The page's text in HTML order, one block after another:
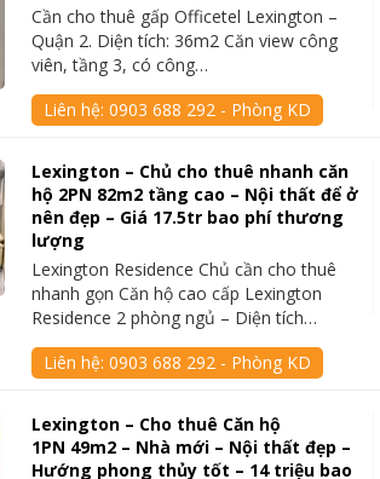
Cần cho thuê gấp Officetel Lexington –
Quận 2. Diện tích: 36m2 Căn view công
viên, tầng 3, có công…
Liên hệ:0903 688 292 - Phòng KD
Lexington – Chủ cho thuê nhanh căn
hộ 2PN 82m2 tầng cao – Nội thất để ở
nên đẹp – Giá 17.5tr bao phí thương
lượng
Lexington Residence Chủ cần cho thuê
nhanh gọn Căn hộ cao cấp Lexington
Residence 2 phòng ngủ – Diện tích…
Liên hệ:0903 688 292 - Phòng KD
Lexington – Cho thuê Căn hộ
1PN 49m2 – Nhà mới – Nội thất đẹp –
Hướng phong thủy tốt – 14 triệu bao